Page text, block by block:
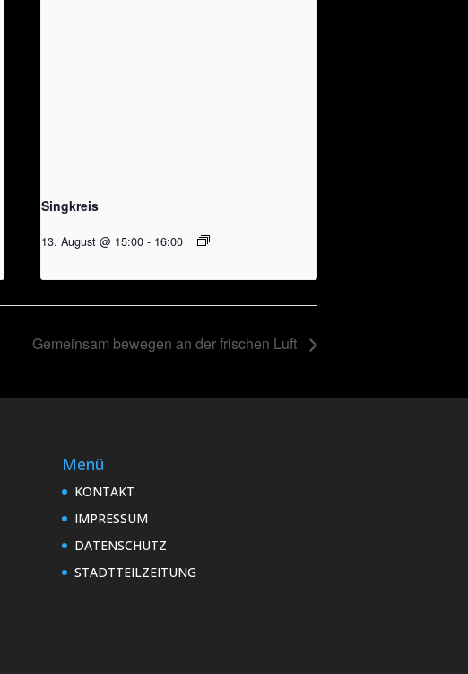
Singkreis
13. August @ 15:00 - 16:00
Gemeinsam bewegen an der frischen Luft
Menü
KONTAKT
IMPRESSUM
DATENSCHUTZ
STADTTEILZEITUNG